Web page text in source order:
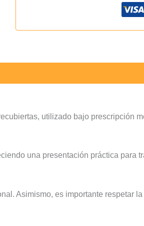
utilizado bajo prescripción
una presentación práctica para
Asimismo, es importante respetar